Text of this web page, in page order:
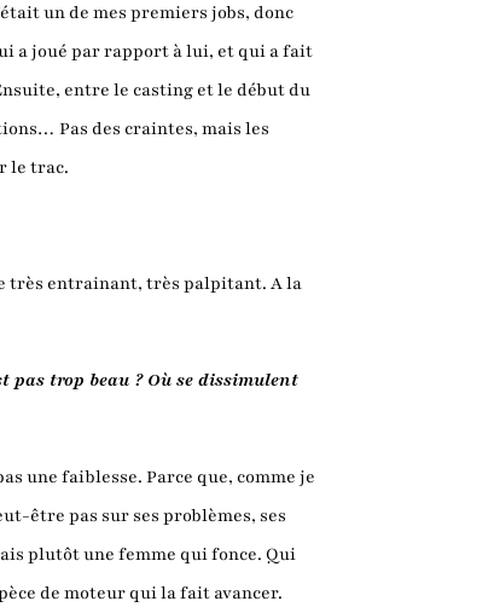
un de mes premiers jobs, donc
a joué par rapport à lui, et qui a fait
entre le casting et le début du
Pas des craintes, mais les
le trac.
très entrainant, très palpitant. A la
pas trop beau ? Où se dissimulent
une faiblesse. Parce que, comme je
être pas sur ses problèmes, ses
plutôt une femme qui fonce. Qui
de moteur qui la fait avancer.